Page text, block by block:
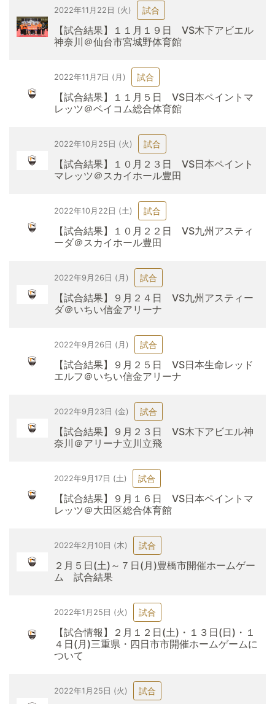
2022年11月22日 (火) 試合
【試合結果】１１月１９日 VS木下アビエル
神奈川＠仙台市宮城野体育館
2022年11月7日 (月) 試合
【試合結果】１１月５日 VS日本ペイントマ
レッツ＠ベイコム総合体育館
2022年10月25日 (火) 試合
【試合結果】１０月２３日 VS日本ペイント
マレッツ＠スカイホール豊田
2022年10月22日 (土) 試合
【試合結果】１０月２２日 VS九州アスティ
ーダ＠スカイホール豊田
2022年9月26日 (月) 試合
【試合結果】９月２４日 VS九州アスティー
ダ＠いちい信金アリーナ
2022年9月26日 (月) 試合
【試合結果】９月２５日 VS日本生命レッド
エルフ＠いちい信金アリーナ
2022年9月23日 (金) 試合
【試合結果】９月２３日 VS木下アビエル神
奈川＠アリーナ立川立飛
2022年9月17日 (土) 試合
【試合結果】９月１６日 VS日本ペイントマ
レッツ＠大田区総合体育館
2022年2月10日 (木) 試合
２月５日(土)～７日(月)豊橋市開催ホームゲー
ム 試合結果
2022年1月25日 (火) 試合
【試合情報】２月１２日(土)・１３日(日)・１
４日(月)三重県・四日市市開催ホームゲームに
ついて
2022年1月25日 (火) 試合